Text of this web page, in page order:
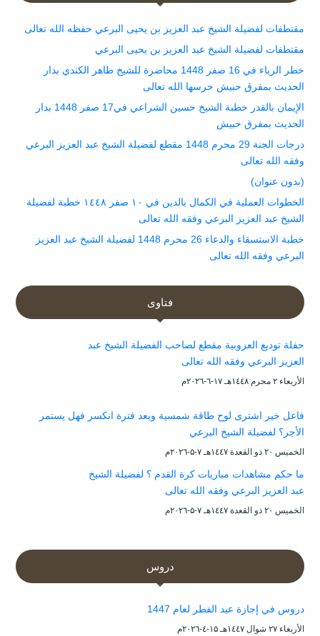
مقتطفات لفضيلة الشيخ عبد العزيز بن يحيى البرعي حفظه الله تعالى
مقتطفات لفضيلة الشيخ عبد العزيز بن يحيى البرعي
خطر الرياء في 16 صفر 1448 محاضرة للشيخ طاهر الكندي بدار
الحديث بمفرق حبيش حرسها الله تعالى
الإيمان بالقدر خطبة الشيخ حسين الشراعي في17 صفر 1448 بدار
الحديث بمفرق حبيش
درجات الجنة 29 محرم 1448 مقطع لفضيلة الشيخ عبد العزيز البرعي
وفقه الله تعالى
(بدون عنوان)
الخطوات العملية في الكمال بالدين في ١٠ صفر ١٤٤٨ خطبة لفضيلة
الشيخ عبد العزيز البرعي وفقه الله تعالى
خطبة الاستسقاء والدعاء 26 محرم 1448 لفضيلة الشيخ عبد العزيز
البرعي وفقه الله تعالى
فتاوى
حفلة توديع العزوبية مقطع لصاحب الفضيلة الشيخ عبد
العزيز البرعي وفقه الله تعالى
الأربعاء ۲ محرم ۱٤٤۸هـ ۱۷-٦-۲۰۲٦م
فاعل خير اشترى لوح طاقة شمسية وبعد فترة انكسر فهل يستمر
الأجر؟ لفضيلة الشيخ البرعي
الخميس ۲۰ ذو القعدة ۱٤٤۷هـ ۷-۵-۲۰۲٦م
ما حكم مشاهدات مباريات كرة القدم ؟ لفضيلة الشيخ
عبد العزيز البرعي وفقه الله تعالى
الخميس ۲۰ ذو القعدة ۱٤٤۷هـ ۷-۵-۲۰۲٦م
دروس
دروس في إجازة عيد الفطر لعام 1447
الأربعاء ۲۷ شوال ۱٤٤۷هـ ۱۵-٤-۲۰۲٦م